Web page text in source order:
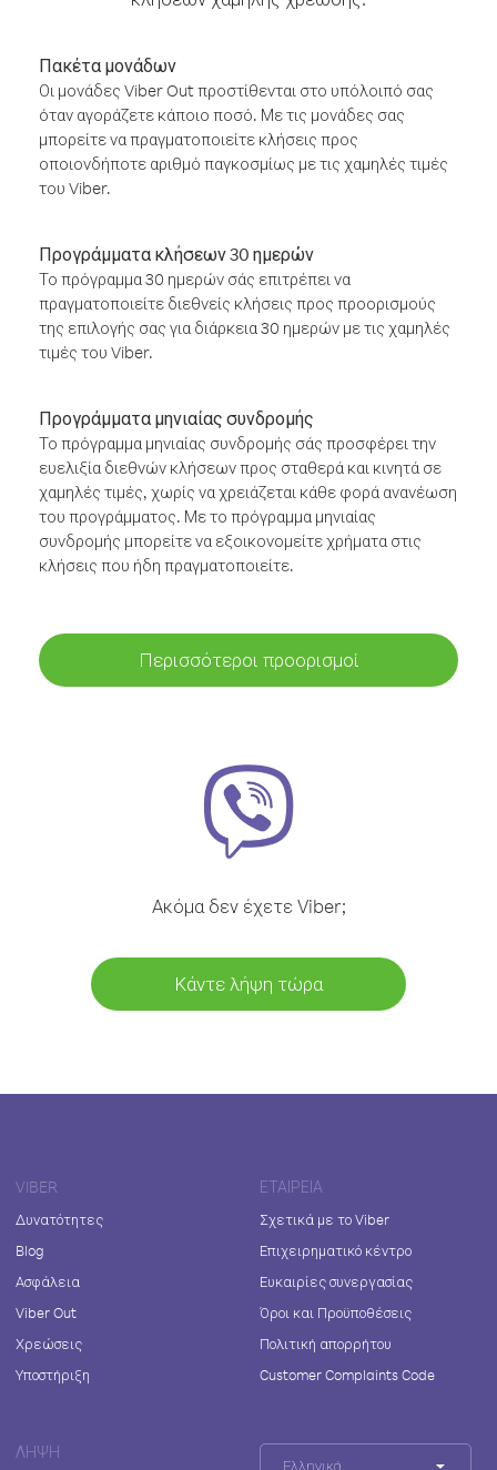
Πακέτα μονάδων
Οι μονάδες Viber Out προστίθενται στο υπόλοιπό σας
όταν αγοράζετε κάποιο ποσό. Με τις μονάδες σας
μπορείτε να πραγματοποιείτε κλήσεις προς
οποιονδήποτε αριθμό παγκοσμίως με τις χαμηλές τιμές
του Viber.
Προγράμματα κλήσεων 30 ημερών
Το πρόγραμμα 30 ημερών σάς επιτρέπει να
πραγματοποιείτε διεθνείς κλήσεις προς προορισμούς
της επιλογής σας για διάρκεια 30 ημερών με τις χαμηλές
τιμές του Viber.
Προγράμματα μηνιαίας συνδρομής
Το πρόγραμμα μηνιαίας συνδρομής σάς προσφέρει την
ευελιξία διεθνών κλήσεων προς σταθερά και κινητά σε
χαμηλές τιμές, χωρίς να χρειάζεται κάθε φορά ανανέωση
του προγράμματος. Με το πρόγραμμα μηνιαίας
συνδρομής μπορείτε να εξοικονομείτε χρήματα στις
κλήσεις που ήδη πραγματοποιείτε.
Περισσότεροι προορισμοί
Ακόμα δεν έχετε Viber;
Κάντε λήψη τώρα
VIBER
Δυνατότητες
Blog
Ασφάλεια
Viber Out
Χρεώσεις
Υποστήριξη
ΕΤΑΙΡΕΊΑ
Σχετικά με το Viber
Επιχειρηματικό κέντρο
Ευκαιρίες συνεργασίας
Όροι και Προϋποθέσεις
Πολιτική απορρήτου
Customer Complaints Code
ΛΉΨΗ
Ελληνικά